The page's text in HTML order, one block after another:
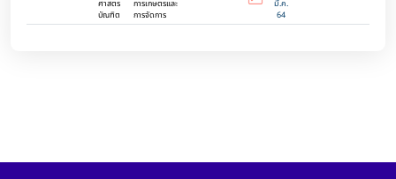
ศาสตร
บัณฑิต
การเกษตรและ
การจัดการ
มี.ค.
64